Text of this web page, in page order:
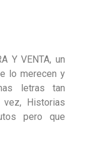
Y VENTA, un
lo merecen y
letras tan
Historias
pero que